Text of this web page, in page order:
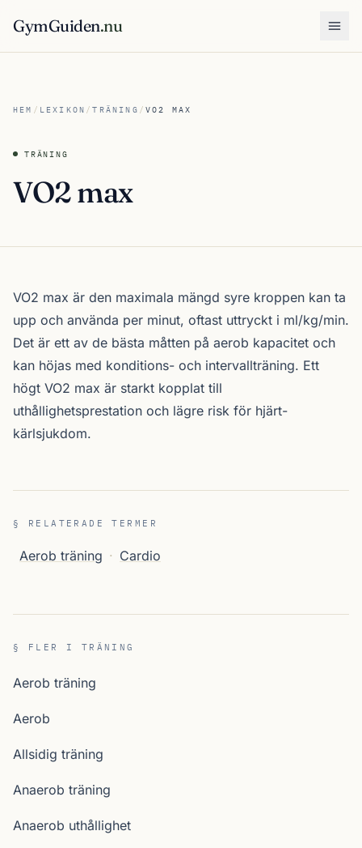
GymGuiden.nu
HEM / LEXIKON /TRÄNING /VO2 MAX
TRÄNING
VO2 max
VO2 max är den maximala mängd syre kroppen kan ta
upp och använda per minut, oftast uttryckt i ml/kg/min.
Det är ett av de bästa måtten på aerob kapacitet och
kan höjas med konditions- och intervallträning. Ett
högt VO2 max är starkt kopplat till
uthållighetsprestation och lägre risk för hjärt-
kärlsjukdom.
§ RELATERADE TERMER
Aerob träning · Cardio
§ FLER I TRÄNING
Aerob träning
Aerob
Allsidig träning
Anaerob träning
Anaerob uthållighet